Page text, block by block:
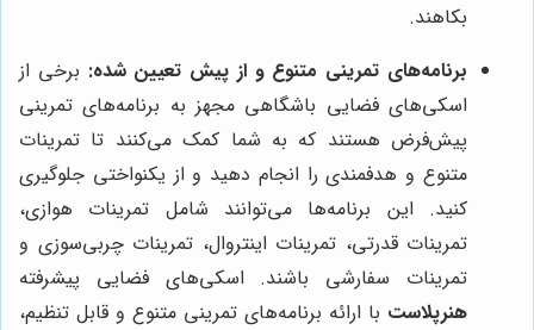
بکاهند.
برنامه‌های تمرینی متنوع و از پیش تعیین شده: برخی از
اسکی‌های فضایی باشگاهی مجهز به برنامه‌های تمرینی
پیش‌فرض هستند که به شما کمک می‌کنند تا تمرینات
متنوع و هدفمندی را انجام دهید و از یکنواختی جلوگیری
کنید. این برنامه‌ها می‌توانند شامل تمرینات هوازی،
تمرینات قدرتی، تمرینات اینتروال، تمرینات چربی‌سوزی و
تمرینات سفارشی باشند. اسکی‌های فضایی پیشرفته
هنرپلاست با ارائه برنامه‌های تمرینی متنوع و قابل تنظیم،